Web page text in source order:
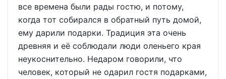
все времена были рады гостю, и потому,
когда тот собирался в обратный путь домой,
ему дарили подарки. Традиция эта очень
древняя и её соблюдали люди оленьего края
неукоснительно. Недаром говорили, что
человек, который не одарил гостя подарками,